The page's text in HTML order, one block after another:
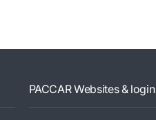
PACCAR Websites & login